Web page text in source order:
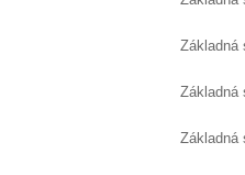
Základná
Základná
Základná